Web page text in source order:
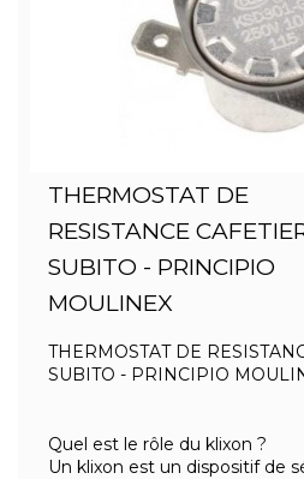
THERMOSTAT DE
RESISTANCE
SUBITO - PRINCIPIO
MOULINEX
THERMOSTAT DE
SUBITO - PRINCIPIO
Quel est le rôle du klixon ?
Un klixon est un dispositif de